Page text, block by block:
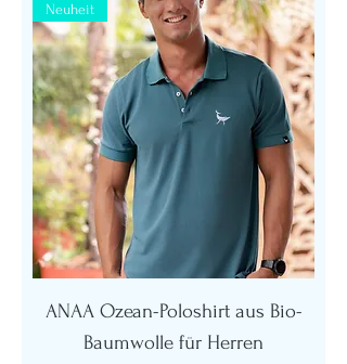
Neuheit
ANAA Ozean-Poloshirt aus Bio-
Baumwolle für Herren